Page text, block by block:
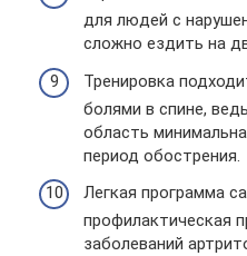
для людей с
сложно ездить на
Тренировка
болями в спине,
область
период обострения.
Легкая программа
профилактическая
заболеваний